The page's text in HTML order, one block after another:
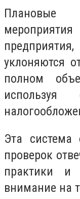
Плановые
мероприятия
уклоняются
полном
Эта система
проверок
практики и
внимание на